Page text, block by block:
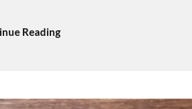
Reading